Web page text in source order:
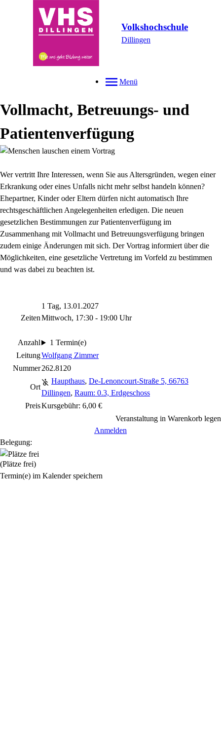
Volkshochschule
Dillingen
Menü
Vollmacht, Betreuungs- und
Patientenverfügung
Wer vertritt Ihre Interessen, wenn Sie aus Altersgründen, wegen einer
Erkrankung oder eines Unfalls nicht mehr selbst handeln können?
Ehepartner, Kinder oder Eltern dürfen nicht automatisch Ihre
rechtsgeschäftlichen Angelegenheiten erledigen. Die neuen
gesetzlichen Bestimmungen zur Patientenverfügung im
Zusammenhang mit Vollmacht und Betreuungsverfügung bringen
zudem einige Änderungen mit sich. Der Vortrag informiert über die
Möglichkeiten, eine gesetzliche Vertretung im Vorfeld zu bestimmen
und was dabei zu beachten ist.
Zeiten
1 Tag, 13.01.2027
Mittwoch, 17:30 - 19:00 Uhr
Anzahl
1 Termin(e)
LeitungWolfgang Zimmer
Nummer262.8120
Ort
Haupthaus, De-Lenoncourt-Straße 5, 66763
Dillingen, Raum: 0.3, Erdgeschoss
PreisKursgebühr: 6,00 €
Veranstaltung in Warenkorb legen
Anmelden
Belegung:
(Plätze frei)
Termin(e) im Kalender speichern